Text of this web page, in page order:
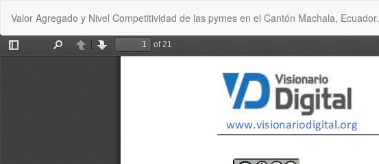
Article
Details
Valor Agregado y Nivel Competitividad de las pymes en el Cantón Machala, Ecuador.